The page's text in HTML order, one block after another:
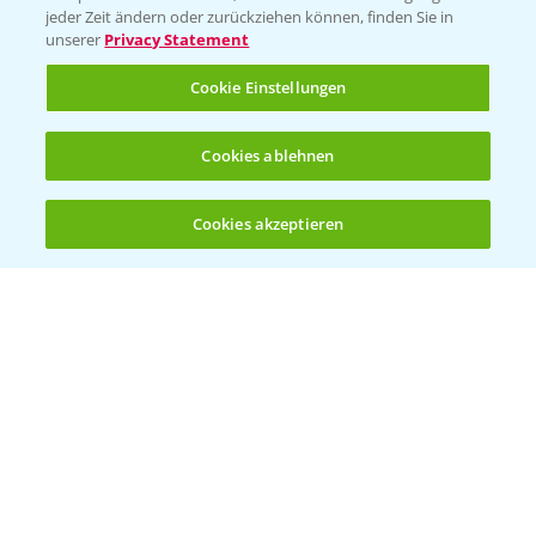
Welches Frühjahrsherbizid im Weizen
einsetzen?
12.03.2025
(noch 4)
jeder Zeit ändern oder zurückziehen können, finden Sie in
unserer Privacy Statement
Cookie Einstellungen
Cookies ablehnen
Cookies akzeptieren